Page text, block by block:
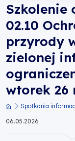
przyrody
wraz
z
zielonej
Szkolenie
02.10
przyrody
zielonej
wtorek 26
Ścieżka
Spotkania
06.05.2026